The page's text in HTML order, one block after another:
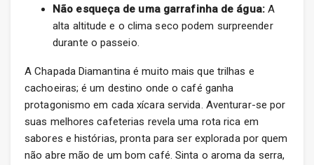
Não esqueça de uma garrafinha de água:A
alta altitude e o clima seco podem surpreender
durante o passeio.
A Chapada Diamantina é muito mais que trilhas e
cachoeiras; é um destino onde o café ganha
protagonismo em cada xícara servida. Aventurar-se por
suas melhores cafeterias revela uma rota rica em
sabores e histórias, pronta para ser explorada por quem
não abre mão de um bom café. Sinta o aroma da serra,